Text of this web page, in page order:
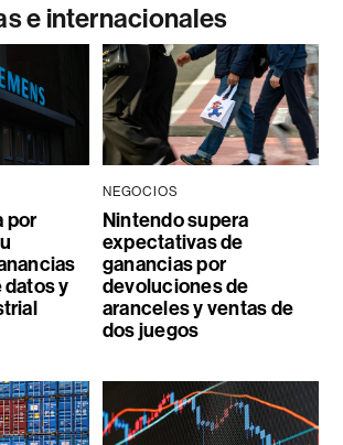
e internacionales
por
y
NEGOCIOS
Nintendo supera
expectativas de
ganancias por
devoluciones de
aranceles y ventas de
dos juegos